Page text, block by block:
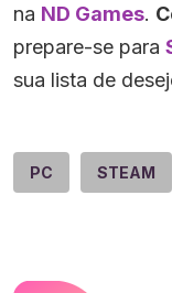
na ND Games.
prepare-se para
sua lista de
PC STEAM